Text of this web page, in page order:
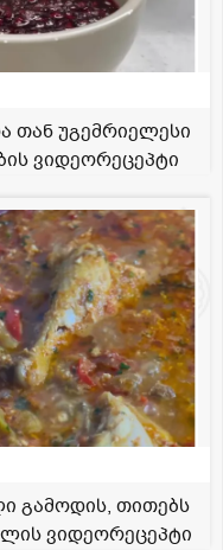
თან უგემრიელესი
ვიდეორეცეპტი
გამოდის, თითებს
ვიდეორეცეპტი